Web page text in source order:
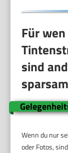
Für
sind
Wenn du nur
oder Fotos,